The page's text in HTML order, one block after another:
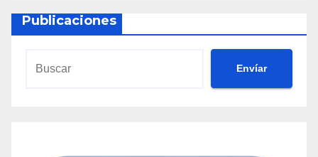
Publicaciones
Envíar